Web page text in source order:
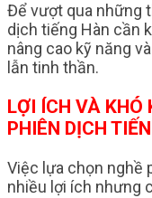
Để vượt qua những
dịch tiếng Hàn cần
nâng cao kỹ năng
lẫn tinh thần.
LỢI ÍCH VÀ KHÓ
PHIÊN DỊCH
Việc lựa chọn nghề
nhiều lợi ích nhưng